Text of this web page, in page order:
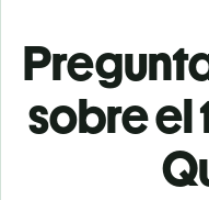
sobre